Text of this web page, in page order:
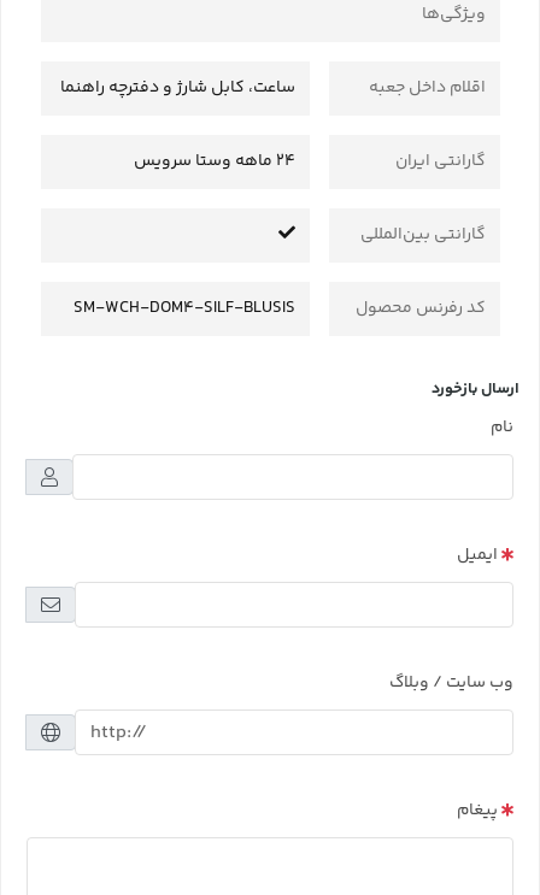
ویژگی‌ها
اقلام داخل جعبه ساعت، کابل شارژ و دفترچه راهنما
گارانتی ایران 24 ماهه وستا سرویس
گارانتی بین‌المللی
کد رفرنس محصول SM-WCH-DOM4-SILF-BLUSIS
ارسال بازخورد
نام
ایمیل
وب سایت / وبلاگ
پیغام